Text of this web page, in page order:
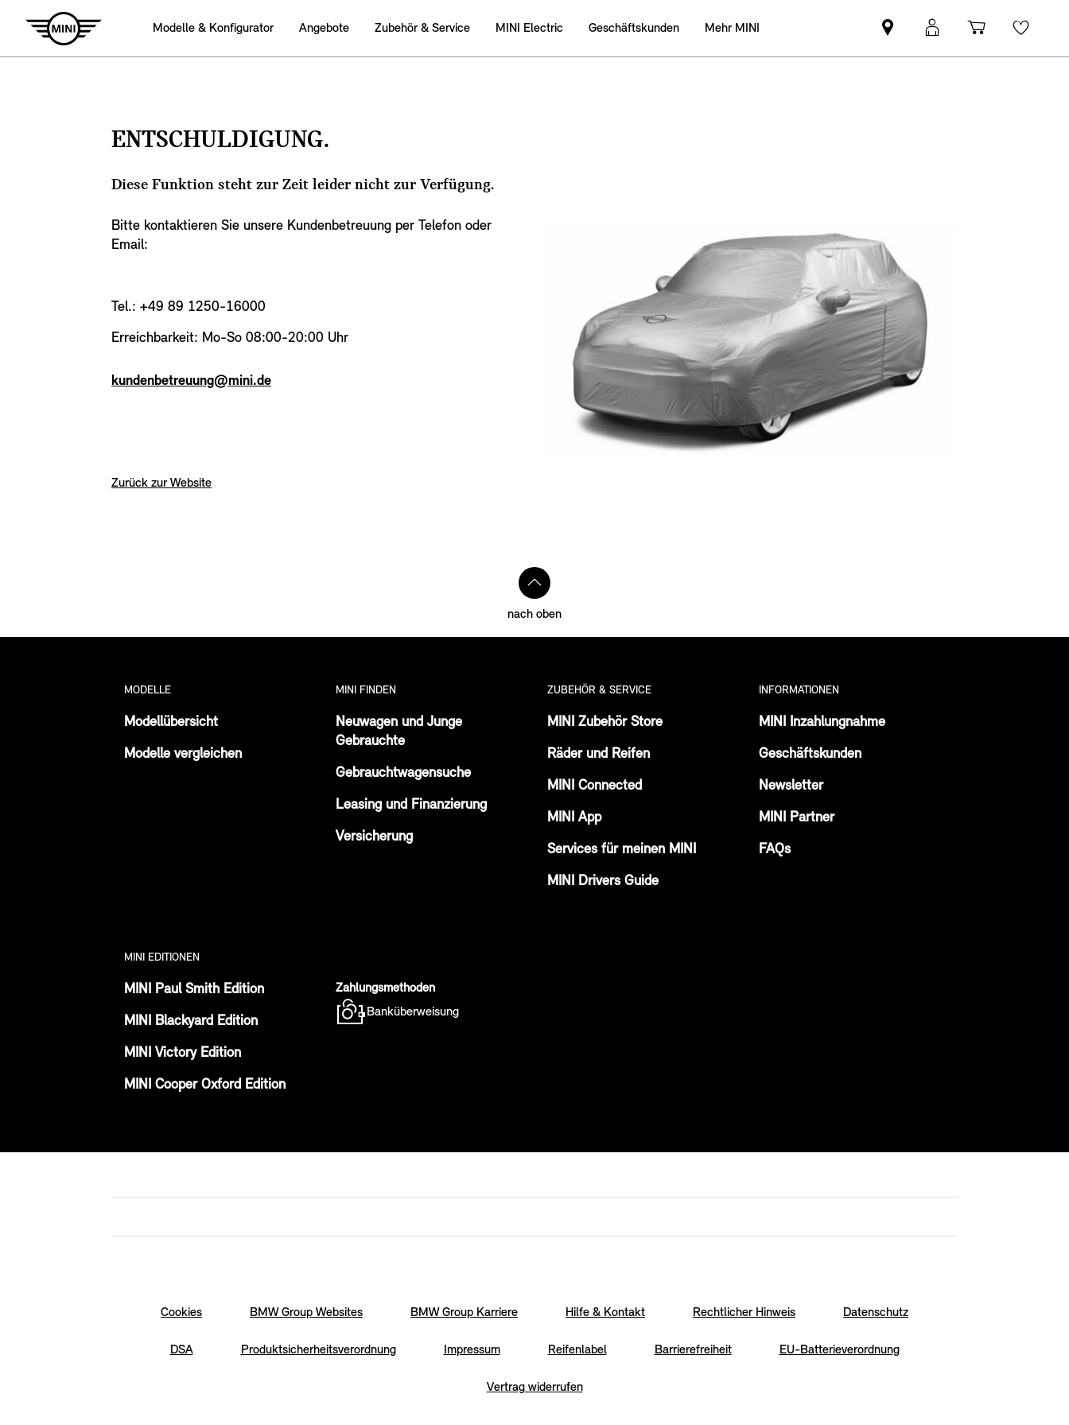
Modelle & Konfigurator Angebote Zubehӧr & Service MINI Electric Geschäftskunden Mehr MINI
MINI
Partner
MINI
Login
ENTSCHULDIGUNG.
Diese Funktion steht zur Zeit leider nicht zur Verfügung.
Bitte kontaktieren Sie unsere Kundenbetreuung per Telefon oder
Email:
Tel.: +49 89 1250-16000
Erreichbarkeit: Mo-So 08:00-20:00 Uhr
kundenbetreuung@mini.de
Zurück zur Website
nach oben
MODELLE
Modellübersicht
Modelle vergleichen
MINI FINDEN
Neuwagen und Junge
Gebrauchte
Gebrauchtwagensuche
Leasing und Finanzierung
Versicherung
ZUBEHÖR & SERVICE
MINI Zubehör Store
Räder und Reifen
MINI Connected
MINI App
Services für meinen MINI
MINI Drivers Guide
INFORMATIONEN
MINI Inzahlungnahme
Geschäftskunden
Newsletter
MINI Partner
FAQs
MINI EDITIONEN
MINI Paul Smith Edition
MINI Blackyard Edition
MINI Victory Edition
MINI Cooper Oxford Edition
Zahlungsmethoden
Banküberweisung
Cookies BMW Group Websites BMW Group Karriere Hilfe & Kontakt Rechtlicher Hinweis Datenschutz
DSA Produktsicherheitsverordnung Impressum Reifenlabel Barrierefreiheit EU-Batterieverordnung
Vertrag widerrufen